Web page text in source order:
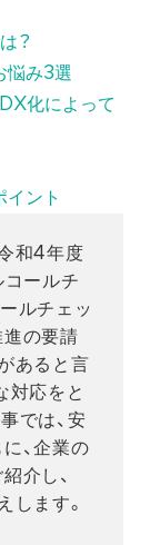
？
悩み3選
化によって
ント
和4年度
コールチ
ルチェッ
の要請
あると言
対応をと
では、安
、企業の
介し、
します。